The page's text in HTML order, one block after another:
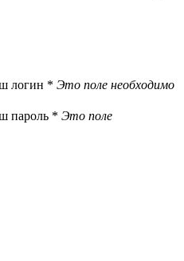
логин * Это поле необходимо
пароль * Это поле